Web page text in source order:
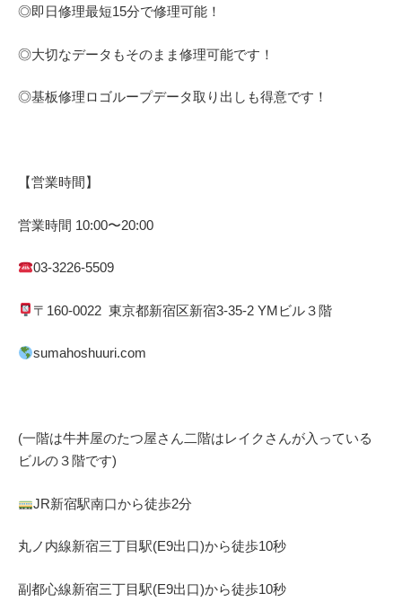
◎即日修理最短15分で修理可能！
◎大切なデータもそのまま修理可能です！
◎基板修理ロゴループデータ取り出しも得意です！
【営業時間】
営業時間 10:00〜20:00
03-3226-5509
〒 160-0022 東京都新宿区新宿3-35-2 YMビル３階
sumahoshuuri.com
(一階は牛丼屋のたつ屋さん二階はレイクさんが入っている
ビルの３階です)
JR新宿駅南口から徒歩2分
丸ノ内線新宿三丁目駅(E9出口)から徒歩10秒
副都心線新宿三丁目駅(E9出口)から徒歩10秒